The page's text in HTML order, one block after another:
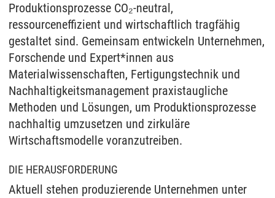
Produktionsprozesse CO₂-neutral,
ressourceneffizient und wirtschaftlich tragfähig
gestaltet sind. Gemeinsam entwickeln Unternehmen,
Forschende und Expert*innen aus
Materialwissenschaften, Fertigungstechnik und
Nachhaltigkeitsmanagement praxistaugliche
Methoden und Lösungen, um Produktionsprozesse
nachhaltig umzusetzen und zirkuläre
Wirtschaftsmodelle voranzutreiben.
DIE HERAUSFORDERUNG
Aktuell stehen produzierende Unternehmen unter